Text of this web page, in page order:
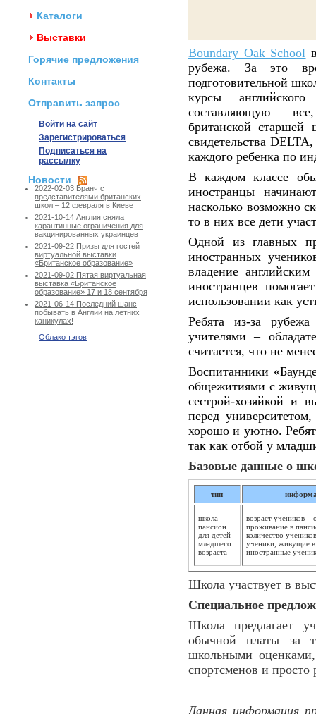
Каталоги
Выставки
Горячие предложения
Контакты
Отправить запрос
Войти на сайт
Зарегистрироваться
Подписаться на
рассылку
Новости
2022-02-03 Бранч с
представителями британских
школ – 12 февраля в Киеве
2021-10-14 Англия сняла
карантинные ограничения для
вакцинированных украинцев
2021-09-22 Призы для гостей
виртуальной выставки
«Британское образование»
2021-09-02 Пятая виртуальная
выставка «Британское
образование» 17 и 18 сентября
2021-06-14 Последний шанс
побывать в Англии на летних
каникулах!
Облако тэгов
Boundary Oak School
рубежа. За это
подготовительной
курсы
составляющую –
британской старшей
свидетельства
каждого ребенка по
В каждом классе
иностранцы
насколько возможно
то в них все дети
Одной из главных
иностранных
владение
иностранцев
использовании как
Ребята из-за
учителями –
считается, что не
Воспитанники
общежитиями с
сестрой-хозяйкой и
перед
хорошо и уютно.
так как отбой у
Базовые данные о
тип
школа-
пансион
для детей
младшего
возраста
возраст учеников –
проживание в
количество
ученики, живущие
иностранные
Школа участвует в
Специальное
Школа предлагает
обычной платы за
школьными
спортсменов и просто
Данная информация